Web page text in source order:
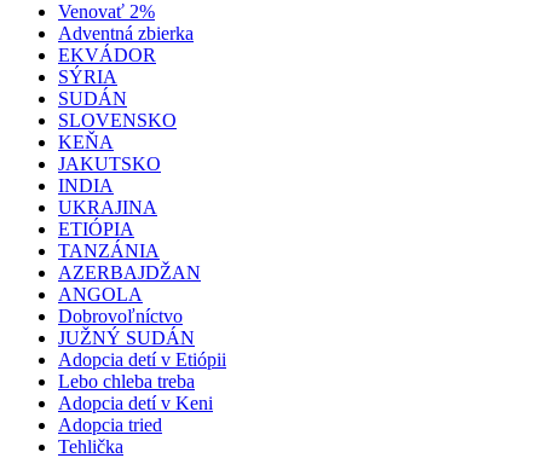
Venovať 2%
Adventná zbierka
EKVÁDOR
SÝRIA
SUDÁN
SLOVENSKO
KEŇA
JAKUTSKO
INDIA
UKRAJINA
ETIÓPIA
TANZÁNIA
AZERBAJDŽAN
ANGOLA
Dobrovoľníctvo
JUŽNÝ SUDÁN
Adopcia detí v Etiópii
Lebo chleba treba
Adopcia detí v Keni
Adopcia tried
Tehlička